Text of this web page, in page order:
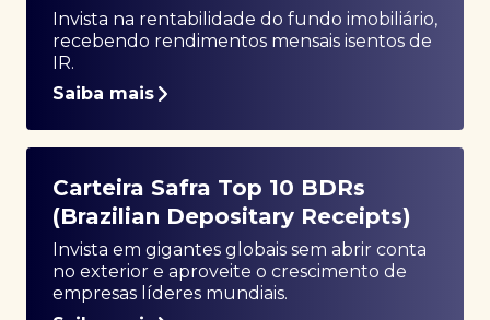
Invista na rentabilidade do fundo imobiliário,
recebendo rendimentos mensais isentos de
IR.
Saiba mais
Carteira Safra Top 10 BDRs
(Brazilian Depositary Receipts)
Invista em gigantes globais sem abrir conta
no exterior e aproveite o crescimento de
empresas líderes mundiais.